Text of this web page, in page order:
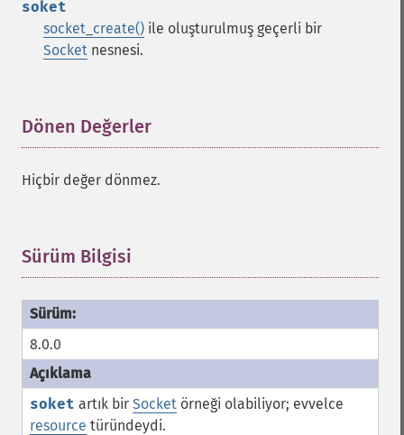
soket
socket_create() ile oluşturulmuş geçerli bir
Socket nesnesi.
Dönen Değerler
Hiçbir değer dönmez.
Sürüm Bilgisi
8.0.0
soket artık bir Socket örneği olabiliyor; evvelce
resource türündeydi.